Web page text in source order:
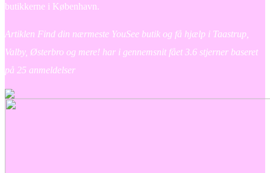
butikkerne i København.
Artiklen Find din nærmeste YouSee butik og få hjælp i Taastrup,
Valby, Østerbro og mere! har i gennemsnit fået3.6 stjerner baseret
på 25 anmeldelser